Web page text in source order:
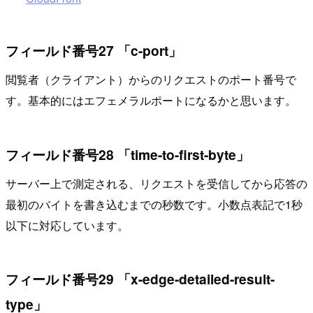
フィールド番号27 「c-port」
閲覧者（クライアント）からのリクエストのポート番号で
す。基本的にはエフェメラルポートになるかと思います。
フィールド番号28 「time-to-first-byte」
サーバー上で測定される、リクエストを受信してから応答の
最初のバイトを書き込むまでの秒数です。小数点表記で1秒
以下に対応しています。
フィールド番号29 「x-edge-detailed-result-
type」